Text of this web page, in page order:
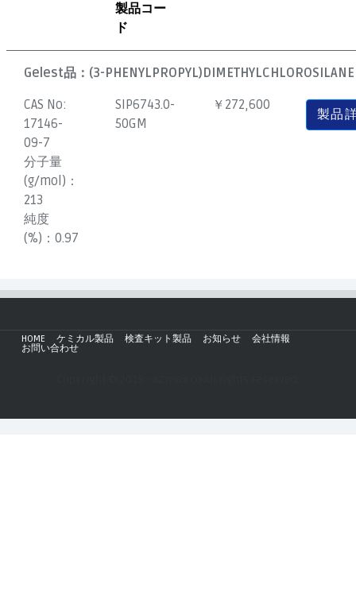
製品コー
ド
Gelest品： (3-PHENYLPROPYL)DIMETHYLCHLOROSILANE
CAS No:
17146-
09-7
分子量
(g/mol)：
213
純度
(%)：0.97
SIP6743.0-
50GM
￥272,600
製品
HOME ケミカル製品 検査キット製品 お知らせ
会社情報
お問い合わせ